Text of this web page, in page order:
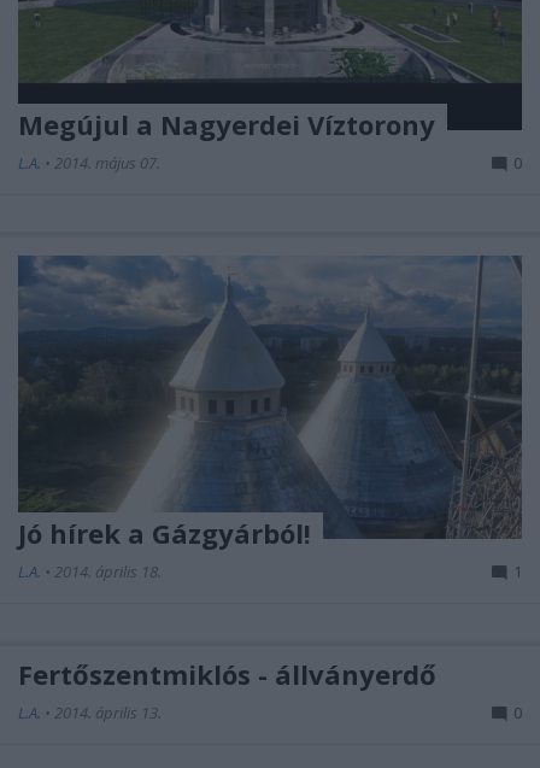
Megújul a Nagyerdei Víztorony
L.A. • 2014. május 07. 0
Jó hírek a Gázgyárból!
L.A. • 2014. április 18. 1
Fertőszentmiklós - állványerdő
L.A. • 2014. április 13. 0